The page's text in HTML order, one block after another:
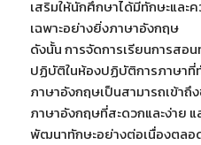
เสริมให้นักศึกษาได้มีทักษะและ
เฉพาะอย่างยิ่งภาษาอังกฤษ
ดังนั้น การจัดการเรียนการสอ
ปฏิบัติในห้องปฏิบัติการภาษาที่
ภาษาอังกฤษเป็นสามารถเข้าถึ
ภาษาอังกฤษที่สะดวกและง่าย
พัฒนาทักษะอย่างต่อเนื่องตลอ